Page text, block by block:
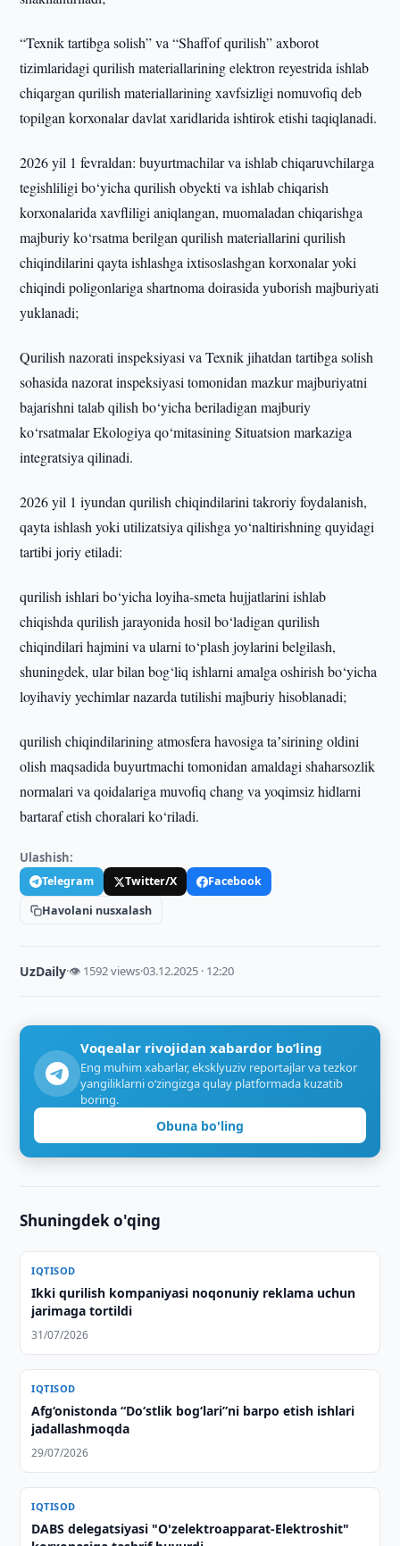
“Texnik tartibga solish” va “Shaffof qurilish” axborot
tizimlaridagi qurilish materiallarining elektron reyestrida ishlab
chiqargan qurilish materiallarining xavfsizligi nomuvofiq deb
topilgan korxonalar davlat xaridlarida ishtirok etishi taqiqlanadi.
2026 yil 1 fevraldan: buyurtmachilar va ishlab chiqaruvchilarga
tegishliligi bo‘yicha qurilish obyekti va ishlab chiqarish
korxonalarida xavfliligi aniqlangan, muomaladan chiqarishga
majburiy ko‘rsatma berilgan qurilish materiallarini qurilish
chiqindilarini qayta ishlashga ixtisoslashgan korxonalar yoki
chiqindi poligonlariga shartnoma doirasida yuborish majburiyati
yuklanadi;
Qurilish nazorati inspeksiyasi va Texnik jihatdan tartibga solish
sohasida nazorat inspeksiyasi tomonidan mazkur majburiyatni
bajarishni talab qilish bo‘yicha beriladigan majburiy
ko‘rsatmalar Ekologiya qo‘mitasining Situatsion markaziga
integratsiya qilinadi.
2026 yil 1 iyundan qurilish chiqindilarini takroriy foydalanish,
qayta ishlash yoki utilizatsiya qilishga yo‘naltirishning quyidagi
tartibi joriy etiladi:
qurilish ishlari bo‘yicha loyiha-smeta hujjatlarini ishlab
chiqishda qurilish jarayonida hosil bo‘ladigan qurilish
chiqindilari hajmini va ularni to‘plash joylarini belgilash,
shuningdek, ular bilan bog‘liq ishlarni amalga oshirish bo‘yicha
loyihaviy yechimlar nazarda tutilishi majburiy hisoblanadi;
qurilish chiqindilarining atmosfera havosiga taʼsirining oldini
olish maqsadida buyurtmachi tomonidan amaldagi shaharsozlik
normalari va qoidalariga muvofiq chang va yoqimsiz hidlarni
bartaraf etish choralari ko‘riladi.
Ulashish:
Telegram Twitter/X
Facebook
Havolani nusxalash
UzDaily·👁 1592 views·03.12.2025 · 12:20
Voqealar rivojidan xabardor bo‘ling
Eng muhim xabarlar, eksklyuziv reportajlar va tezkor
yangiliklarni o‘zingizga qulay platformada kuzatib
boring.
Obuna bo'ling
Shuningdek o'qing
IQTISOD
Ikki qurilish kompaniyasi noqonuniy reklama uchun
jarimaga tortildi
31/07/2026
IQTISOD
Afg‘onistonda “Do‘stlik bog‘lari”ni barpo etish ishlari
jadallashmoqda
29/07/2026
IQTISOD
DABS delegatsiyasi "O'zelektroapparat-Elektroshit"